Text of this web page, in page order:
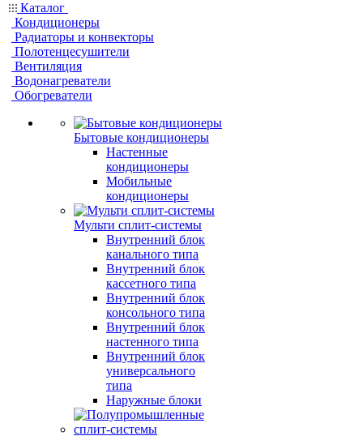
Каталог
Кондиционеры
Радиаторы и конвекторы
Полотенцесушители
Вентиляция
Водонагреватели
Обогреватели
Бытовые кондиционеры
Настенные
кондиционеры
Мобильные
кондиционеры
Мульти сплит-системы
Внутренний блок
канального типа
Внутренний блок
кассетного типа
Внутренний блок
консольного типа
Внутренний блок
настенного типа
Внутренний блок
универсального
типа
Наружные блоки